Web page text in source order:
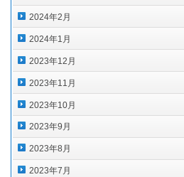
2024年2月
2024年1月
2023年12月
2023年11月
2023年10月
2023年9月
2023年8月
2023年7月